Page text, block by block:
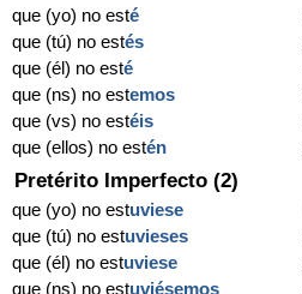
que (yo) no esté
que (tú) no estés
que (él) no esté
que (ns) no estemos
que (vs) no estéis
que (ellos) no estén
Pretérito Imperfecto (2)
que (yo) no estuviese
que (tú) no estuvieses
que (él) no estuviese
que (ns) no estuviésemos